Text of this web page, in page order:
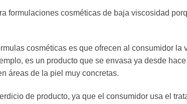
formulaciones cosméticas de baja viscosidad
cosméticas es que ofrecen al consumidor la
es un producto que se envasa ya desde
áreas de la piel muy concretas.
de producto, ya que el consumidor usa el